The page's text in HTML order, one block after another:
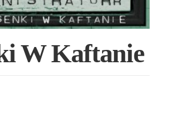
W Kaftanie